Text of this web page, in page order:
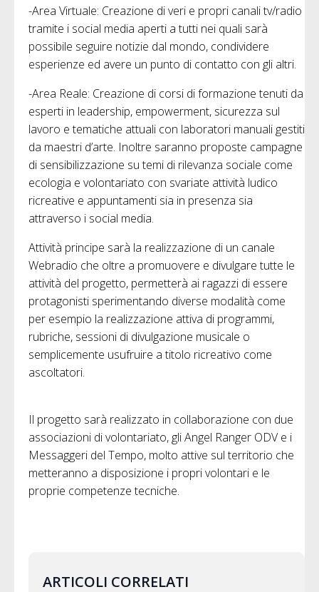
-Area Virtuale: Creazione di veri e propri canali tv/radio
tramite i social media aperti a tutti nei quali sarà
possibile seguire notizie dal mondo, condividere
esperienze ed avere un punto di contatto con gli altri.
-Area Reale: Creazione di corsi di formazione tenuti da
esperti in leadership, empowerment, sicurezza sul
lavoro e tematiche attuali con laboratori manuali gestiti
da maestri d’arte. Inoltre saranno proposte campagne
di sensibilizzazione su temi di rilevanza sociale come
ecologia e volontariato con svariate attività ludico
ricreative e appuntamenti sia in presenza sia
attraverso i social media.
Attività principe sarà la realizzazione di un canale
Webradio che oltre a promuovere e divulgare tutte le
attività del progetto, permetterà ai ragazzi di essere
protagonisti sperimentando diverse modalità come
per esempio la realizzazione attiva di programmi,
rubriche, sessioni di divulgazione musicale o
semplicemente usufruire a titolo ricreativo come
ascoltatori.
Il progetto sarà realizzato in collaborazione con due
associazioni di volontariato, gli Angel Ranger ODV e i
Messaggeri del Tempo, molto attive sul territorio che
metteranno a disposizione i propri volontari e le
proprie competenze tecniche.
ARTICOLI CORRELATI